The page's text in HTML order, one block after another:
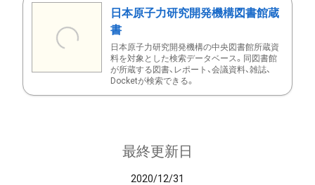
日本原子力研究開発機構図書館蔵
書
日本原子力研究開発機構の中央図書館所蔵資
料を対象とした検索データベース。同図書館
が所蔵する図書、レポート、会議資料、雑誌、
Docketが検索できる。
最終更新日
2020/12/31